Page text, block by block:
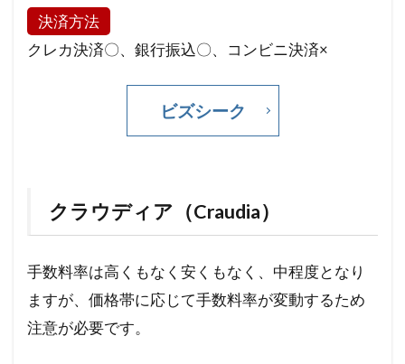
決済方法
クレカ決済〇、銀行振込〇、コンビニ決済×
ビズシーク
クラウディア（Craudia）
手数料率は高くもなく安くもなく、中程度となり
ますが、価格帯に応じて手数料率が変動するため
注意が必要です。